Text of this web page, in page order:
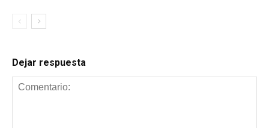
Dejar respuesta